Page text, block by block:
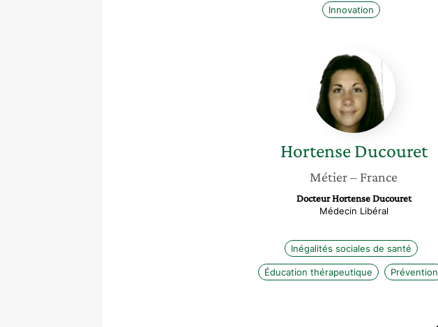
Innovation
Hortense
Ducouret
Hortense Ducouret
Métier– France
Docteur Hortense Ducouret
Médecin Libéral
Inégalités sociales de santé
Éducation thérapeutique Prévention